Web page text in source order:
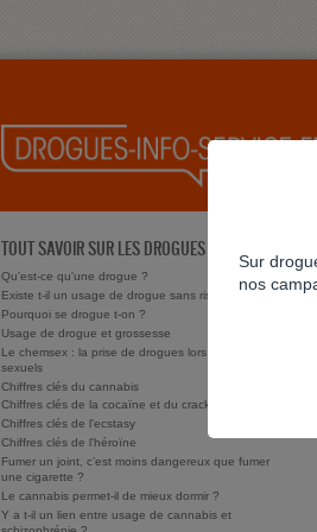
TOUT SAVOIR SUR LES DROGUES
Qu'est-ce qu'une drogue ?
Existe t-il un usage de drogue sans risque ?
Pourquoi se drogue t-on ?
Usage de drogue et grossesse
Le chemsex : la prise de drogues lors de rapports
sexuels
Chiffres clés du cannabis
Chiffres clés de la cocaïne et du crack/free base
Chiffres clés de l'ecstasy
Chiffres clés de l'héroïne
Fumer un joint, c’est moins dangereux que fumer
une cigarette ?
Le cannabis permet-il de mieux dormir ?
Y a t-il un lien entre usage de cannabis et
Sur
nos